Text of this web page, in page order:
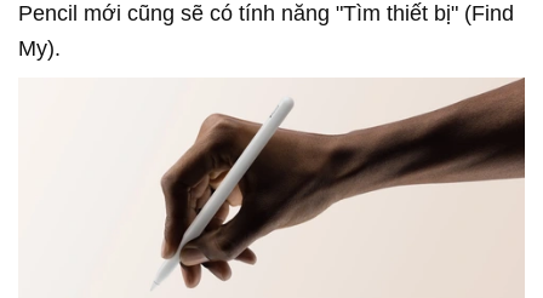
Pencil mới cũng sẽ có tính năng "Tìm thiết bị" (Find
My).